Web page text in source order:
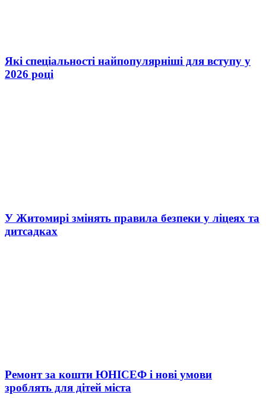
Які спеціальності найпопулярніші для вступу у
2026 році
У Житомирі змінять правила безпеки у ліцеях та
дитсадках
Ремонт за кошти ЮНІСЕФ і нові умови
зроблять для дітей міста